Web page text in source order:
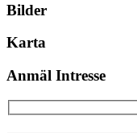
Bilder
Karta
Anmäl Intresse